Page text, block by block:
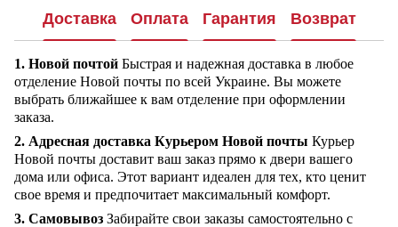
Доставка Оплата Гарантия Возврат
1. Новой почтой Быстрая и надежная доставка в любое
отделение Новой почты по всей Украине. Вы можете
выбрать ближайшее к вам отделение при оформлении
заказа.
2. Адресная доставка Курьером Новой почты Курьер
Новой почты доставит ваш заказ прямо к двери вашего
дома или офиса. Этот вариант идеален для тех, кто ценит
свое время и предпочитает максимальный комфорт.
3. Самовывоз Забирайте свои заказы самостоятельно с